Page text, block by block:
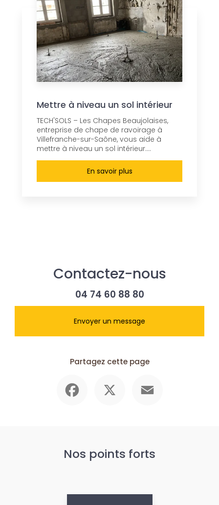
Mettre à niveau un sol intérieur
TECH'SOLS – Les Chapes Beaujolaises,
entreprise de chape de ravoirage à
Villefranche-sur-Saône, vous aide à
mettre à niveau un sol intérieur....
En savoir plus
Contactez-nous
04 74 60 88 80
Envoyer un message
Partagez cette page
Nos points forts